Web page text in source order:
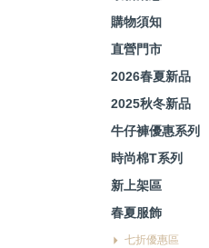
購物須知
直營門市
2026春夏新品
2025秋冬新品
牛仔褲優惠系列
時尚棉T系列
新上架區
春夏服飾
七折優惠區